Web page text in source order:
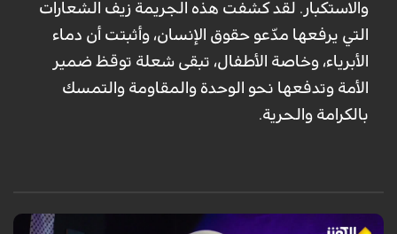
والاستكبار. لقد كشفت هذه الجريمة زيف الشعارات
التي يرفعها مدّعو حقوق الإنسان، وأثبتت أن دماء
الأبرياء، وخاصة الأطفال، تبقى شعلة توقظ ضمير
الأمة وتدفعها نحو الوحدة والمقاومة والتمسك
بالكرامة والحرية.